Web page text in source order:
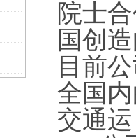
院士
国创
目前
全国
交通